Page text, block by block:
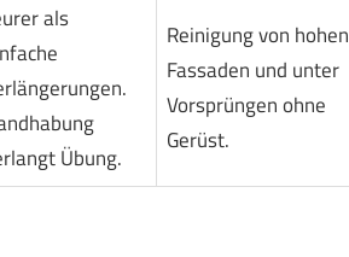
als
Übung.
Reinigung von hohen
Fassaden und unter
Vorsprüngen ohne
Gerüst.